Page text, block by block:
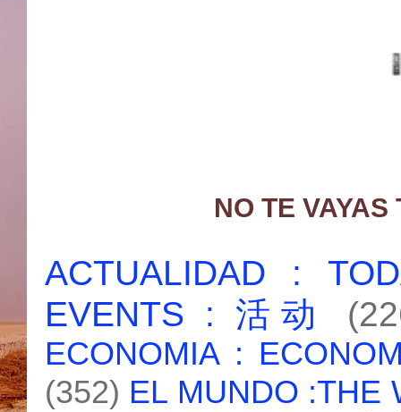
NO TE
ACTUALIDAD :
EVENTS : 活动
ECONOMIA :
(352) EL MUNDO :THE